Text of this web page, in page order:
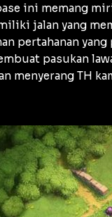
ini memang
jalan yang
pertahanan yang
pasukan
menyerang TH